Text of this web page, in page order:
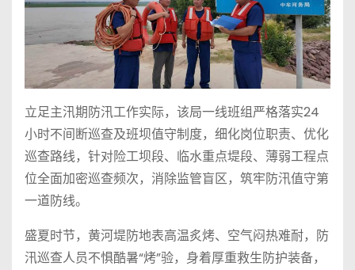
立足主汛期防汛工作实际，该局一线班组严格落实24
小时不间断巡查及班坝值守制度，细化岗位职责、优化
巡查路线，针对险工坝段、临水重点堤段、薄弱工程点
位全面加密巡查频次，消除监管盲区，筑牢防汛值守第
一道防线。
盛夏时节，黄河堤防地表高温炙烤、空气闷热难耐，防
汛巡查人员不惧酷暑“烤”验，身着厚重救生防护装备，